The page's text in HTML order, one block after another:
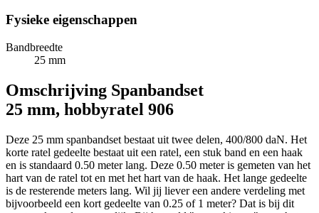
Fysieke eigenschappen
Bandbreedte
25 mm
Omschrijving Spanbandset
25 mm, hobbyratel 906
Deze 25 mm spanbandset bestaat uit twee delen, 400/800 daN. Het
korte ratel gedeelte bestaat uit een ratel, een stuk band en een haak
en is standaard 0.50 meter lang. Deze 0.50 meter is gemeten van het
hart van de ratel tot en met het hart van de haak. Het lange gedeelte
is de resterende meters lang. Wil jij liever een andere verdeling met
bijvoorbeeld een kort gedeelte van 0.25 of 1 meter? Dat is bij dit